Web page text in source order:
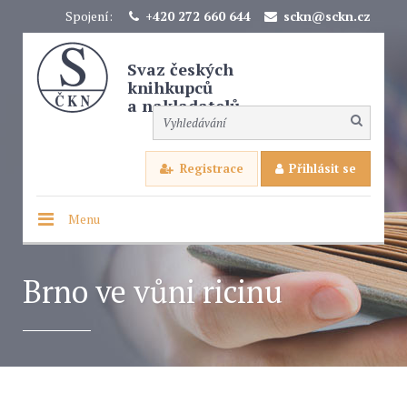
Spojení: +420 272 660 644 sckn@sckn.cz
Svaz českých
knihkupců
a nakladatelů
Registrace Přihlásit se
Menu
Brno ve vůni ricinu